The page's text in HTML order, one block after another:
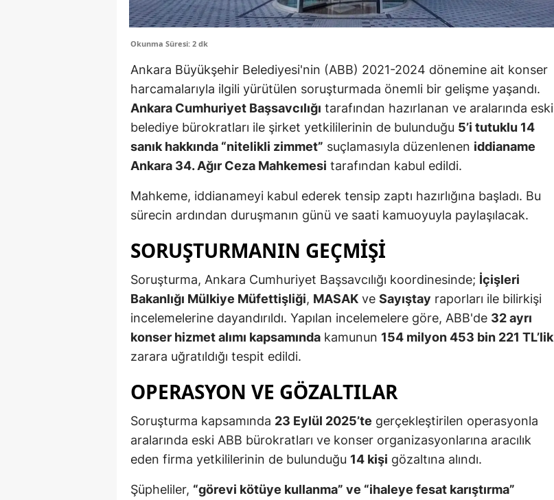
Okunma Süresi: 2 dk
Ankara Büyükşehir Belediyesi'nin (ABB) 2021-2024 dönemine ait konser
harcamalarıyla ilgili yürütülen soruşturmada önemli bir gelişme yaşandı.
Ankara Cumhuriyet Başsavcılığı tarafından hazırlanan ve aralarında eski
belediye bürokratları ile şirket yetkililerinin de bulunduğu 5’i tutuklu 14
sanık hakkında “nitelikli zimmet” suçlamasıyla düzenlenen iddianame
Ankara 34. Ağır Ceza Mahkemesi tarafından kabul edildi.
Mahkeme, iddianameyi kabul ederek tensip zaptı hazırlığına başladı. Bu
sürecin ardından duruşmanın günü ve saati kamuoyuyla paylaşılacak.
SORUŞTURMANIN GEÇMIŞI
Soruşturma, Ankara Cumhuriyet Başsavcılığı koordinesinde; İçişleri
Bakanlığı Mülkiye Müfettişliği, MASAK ve Sayıştay raporları ile bilirkişi
incelemelerine dayandırıldı. Yapılan incelemelere göre, ABB'de 32 ayrı
konser hizmet alımı kapsamında kamunun 154 milyon 453 bin 221 TL’lik
zarara uğratıldığı tespit edildi.
OPERASYON VE GÖZALTILAR
Soruşturma kapsamında 23 Eylül 2025’te gerçekleştirilen operasyonla
aralarında eski ABB bürokratları ve konser organizasyonlarına aracılık
eden firma yetkililerinin de bulunduğu 14 kişi gözaltına alındı.
Şüpheliler, “görevi kötüye kullanma” ve “ihaleye fesat karıştırma”